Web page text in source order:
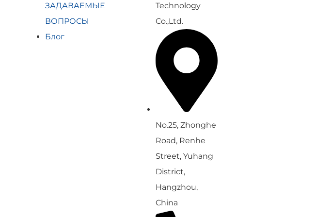
ЗАДАВАЕМЫЕ
ВОПРОСЫ
Блог
Technology
Co.,Ltd.
No.25, Zhonghe
Road, Renhe
Street, Yuhang
District,
Hangzhou,
China